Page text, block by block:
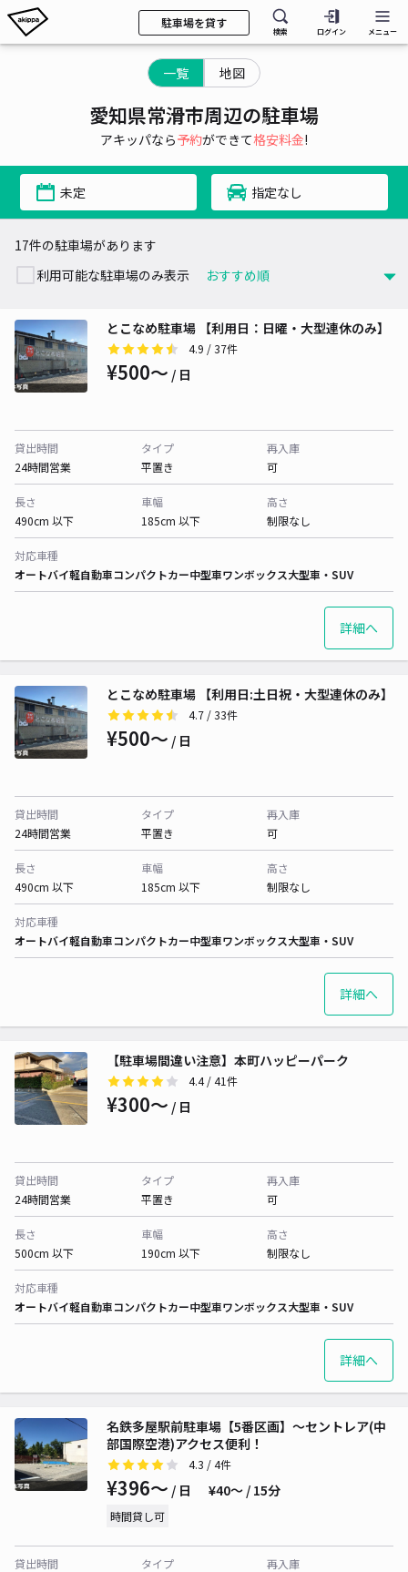
駐車場を貸す
検索 ログイン メニュー
一覧 地図
愛知県常滑市周辺の駐車場
アキッパなら予約ができて格安料金!
未定 指定なし
17件の駐車場があります
利用可能な駐車場のみ表示
とこなめ駐車場 【利用日：日曜・大型連休のみ】
4.9 / 37件
¥500〜 / 日
貸出時間
24時間営業
タイプ
平置き
再入庫
可
長さ
490cm 以下
車幅
185cm 以下
高さ
制限なし
対応車種
オートバイ軽自動車コンパクトカー中型車ワンボックス大型車・SUV
詳細へ
とこなめ駐車場 【利用日:土日祝・大型連休のみ】
4.7 / 33件
¥500〜 / 日
貸出時間
24時間営業
タイプ
平置き
再入庫
可
長さ
490cm 以下
車幅
185cm 以下
高さ
制限なし
対応車種
オートバイ軽自動車コンパクトカー中型車ワンボックス大型車・SUV
詳細へ
【駐車場間違い注意】本町ハッピーパーク
4.4/ 41件
¥300〜 / 日
貸出時間
24時間営業
タイプ
平置き
再入庫
可
長さ
500cm 以下
車幅
190cm 以下
高さ
制限なし
対応車種
オートバイ軽自動車コンパクトカー中型車ワンボックス大型車・SUV
詳細へ
名鉄多屋駅前駐車場【5番区画】～セントレア(中
部国際空港)アクセス便利！
4.3 / 4件
¥396〜 / 日 ¥40〜 / 15分
時間貸し可
貸出時間
タイプ
再入庫